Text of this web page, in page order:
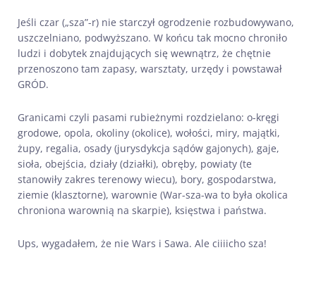
Jeśli czar („sza”-r) nie starczył ogrodzenie rozbudowywano,
uszczelniano, podwyższano. W końcu tak mocno chroniło
ludzi i dobytek znajdujących się wewnątrz, że chętnie
przenoszono tam zapasy, warsztaty, urzędy i powstawał
GRÓD.
Granicami czyli pasami rubieżnymi rozdzielano: o-kręgi
grodowe, opola, okoliny (okolice), wołości, miry, majątki,
żupy, regalia, osady (jurysdykcja sądów gajonych), gaje,
sioła, obejścia, działy (działki), obręby, powiaty (te
stanowiły zakres terenowy wiecu), bory, gospodarstwa,
ziemie (klasztorne), warownie (War-sza-wa to była okolica
chroniona warownią na skarpie), księstwa i państwa.
Ups, wygadałem, że nie Wars i Sawa. Ale ciiiicho sza!